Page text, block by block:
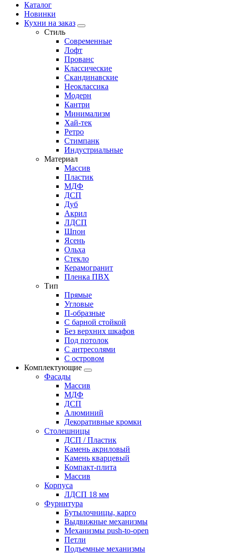
Каталог
Новинки
Кухни на заказ
Стиль
Современные
Лофт
Прованс
Классические
Скандинавские
Неоклассика
Модерн
Кантри
Минимализм
Хай-тек
Ретро
Стимпанк
Индустриальные
Материал
Массив
Пластик
МДФ
ДСП
Дуб
Акрил
ЛДСП
Шпон
Ясень
Ольха
Стекло
Керамогранит
Пленка ПВХ
Тип
Прямые
Угловые
П-образные
С барной стойкой
Без верхних шкафов
Под потолок
С антресолями
С островом
Комплектующие
Фасады
Массив
МДФ
ДСП
Алюминий
Декоративные кромки
Столешницы
ДСП / Пластик
Камень акриловый
Камень кварцевый
Компакт-плита
Массив
Корпуса
ЛДСП 18 мм
Фурнитура
Бутылочницы, карго
Выдвижные механизмы
Механизмы push-to-open
Петли
Подъемные механизмы